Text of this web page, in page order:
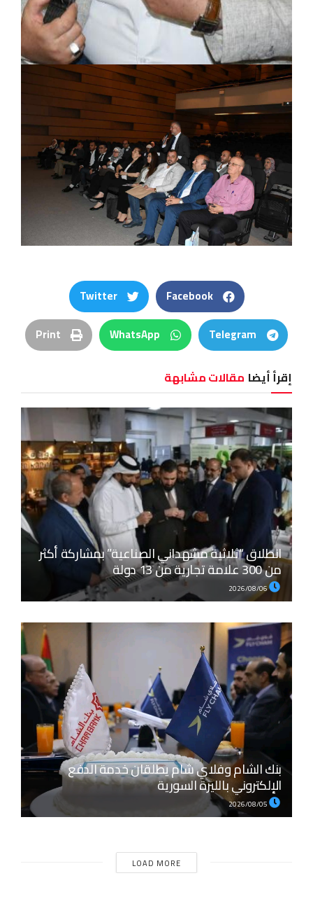
Facebook
Twitter
Telegram
WhatsApp
Print
إقرأ أيضا مقالات مشابهة
انطلاق “ثلاثية مشهداني الصناعية” بمشاركة أكثر
من 300 علامة تجارية من 13 دولة
2026/08/06
بنك الشام وفلاي شام يطلقان خدمة الدفع
الإلكتروني بالليرة السورية
LOAD MORE